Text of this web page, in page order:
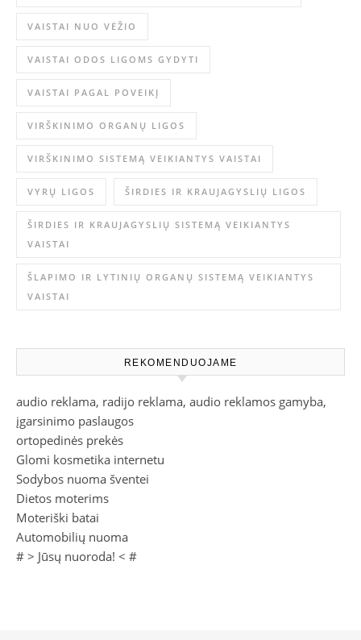
VAISTAI NUO VĖŽIO
VAISTAI ODOS LIGOMS GYDYTI
VAISTAI PAGAL POVEIKĮ
VIRŠKINIMO ORGANŲ LIGOS
VIRŠKINIMO SISTEMĄ VEIKIANTYS VAISTAI
VYRŲ LIGOS ŠIRDIES IR KRAUJAGYSLIŲ LIGOS
ŠIRDIES IR KRAUJAGYSLIŲ SISTEMĄ VEIKIANTYS
VAISTAI
ŠLAPIMO IR LYTINIŲ ORGANŲ SISTEMĄ VEIKIANTYS
VAISTAI
REKOMENDUOJAME
audio reklama, radijo reklama, audio reklamos gamyba,
įgarsinimo paslaugos
ortopedinės prekės
Glomi kosmetika internetu
Sodybos nuoma šventei
Dietos moterims
Moteriški batai
Automobilių nuoma
# > Jūsų nuoroda! < #